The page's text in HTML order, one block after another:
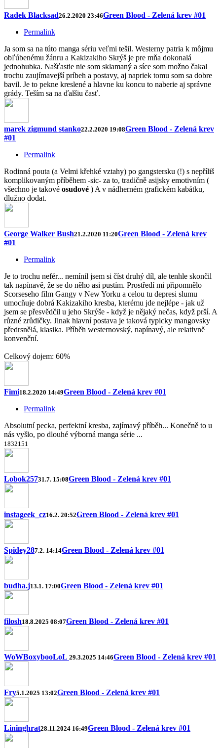
Radek Blacksad26.2.2020 23:46Green Blood - Zelená krev #01
Permalink
Ja som sa na túto manga sériu veľmi tešil. Westerny patria k môjmu
obľúbenému žánru a Kakizakiho Skrýš je pre mňa dokonalá
jednohubka. Našťastie nie som sklamaný a síce som možno čakal
trochu zaujímavejší príbeh a postavy, aj napriek tomu som sa dobre
bavil. Je to pekne kreslené a hlavne ku koncu to naberie aj správne
grády. Teším sa na ďalšiu časť.
marek zigmund stanko22.2.2020 19:08Green Blood - Zelená krev
#01
Permalink
Rodinná pouta (a Velmi křehké vztahy) po gangstersku (!) s nepříliš
komplikovaným příběhem -sic- za to, tradičně asijsky emotivním (
všechno je takové osudové ) A v nádherném grafickém kabátku,
dlužno dodat.
George Walker Bush21.2.2020 11:20Green Blood - Zelená krev
#01
Permalink
Je to trochu nefér... nemínil jsem si číst druhý díl, ale tenhle skončil
tak napínavě, že se do něho asi pustím. Prostředí mi připomnělo
Scorseseho film Gangy v New Yorku a celou tu depresi slumu
umocňuje dobrá Kakizakiho kresba, kterému jde nejlépe - jak už
jsem se přesvědčil u jeho Skrýše - když je nějaký nečas, když prší. A
různé zrůdičky. Jinak hlavní postava je taková typicky mangovsky
předrsnělá, klasika. Příběh westernovský, napínavý, ale relativně
konvenční.
Celkový dojem: 60%
Fimi18.2.2020 14:49Green Blood - Zelená krev #01
Permalink
Absolutní pecka, perfektní kresba, zajímavý příběh... Konečně to u
nás vyšlo, po dlouhé výborná manga série ...
1832151
Lobok25731.7. 15:08Green Blood - Zelená krev #01
instageek_cz16.2. 20:52Green Blood - Zelená krev #01
Spidey287.2. 14:14Green Blood - Zelená krev #01
budha.j13.1. 17:00Green Blood - Zelená krev #01
filosh18.8.2025 08:07Green Blood - Zelená krev #01
WoWBoxybooLoL 29.3.2025 14:46Green Blood - Zelená krev #01
Fry5.1.2025 13:02Green Blood - Zelená krev #01
Lininghrat28.11.2024 16:49Green Blood - Zelená krev #01